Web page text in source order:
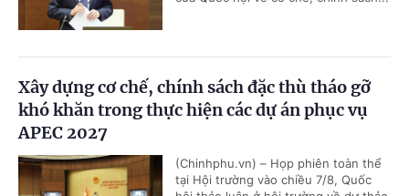
Xây dựng cơ chế, chính sách đặc thù tháo gỡ
khó khăn trong thực hiện các dự án phục vụ
APEC 2027
(Chinhphu.vn) – Họp phiên toàn thể
tại Hội trường vào chiều 7/8, Quốc